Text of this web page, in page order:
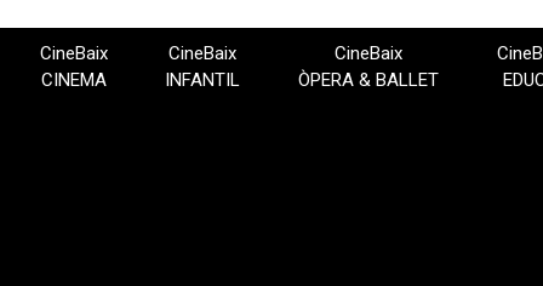
CineBaix
CINEMA
CineBaix
INFANTIL
CineBaix
ÒPERA & BALLET